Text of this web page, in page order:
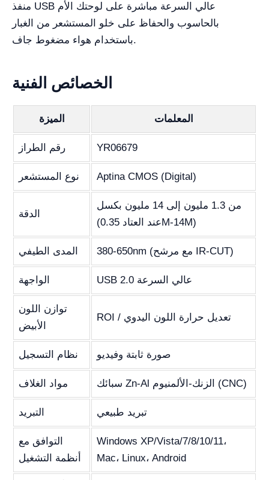
منفذ USB عالي السرعة مباشرة على لوحتك الأم
بالحاسوب والحفاظ على خلو المستشعر من الغبار
باستخدام هواء مضغوط جاف.
الخصائص الفنية
الميزة المعلمات
رقم الطراز YR06679
نوع المستشعر Aptina CMOS (Digital)
الدقة
من 1.3 مليون إلى 14 مليون بكسل
(عند العتاد 0.35M-14M)
المدى الطيفي 380-650nm (مع مرشح IR-CUT)
الواجهة USB 2.0 عالي السرعة
توازن اللون
الأبيض
ROI / تعديل حرارة اللون اليدوي
نظام التسجيل صورة ثابتة وفيديو
مواد الغلاف سبائك Zn-Al الزنك-الألمنيوم (CNC)
التبريد تبريد طبيعي
التوافق مع
أنظمة التشغيل
Windows XP/Vista/7/8/10/11،
Mac، Linux، Android